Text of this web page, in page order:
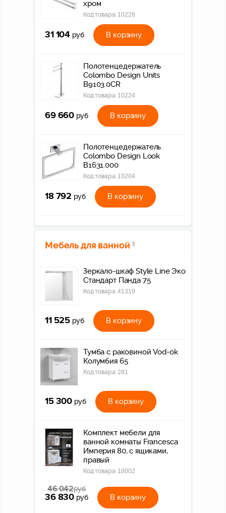
хром
Код товара: 10228
31 104 руб В корзину
Полотенцедержатель
Colombo Design Units
B9103.0CR
Код товара: 10224
69 660 руб В корзину
Полотенцедержатель
Colombo Design Look
В1631.000
Код товара: 10204
18 792 руб В корзину
Мебель для ванной 3
Зеркало-шкаф Style Line Эко
Стандарт Панда 75
Код товара:41319
11 525 руб В корзину
Тумба с раковиной Vod-ok
Колумбия 65
Код товара:281
15 300 руб В корзину
Комплект мебели для
ванной комнаты Francesca
Империя 80, с ящиками,
правый
Код товара: 18002
46 042руб
36 830 руб В корзину